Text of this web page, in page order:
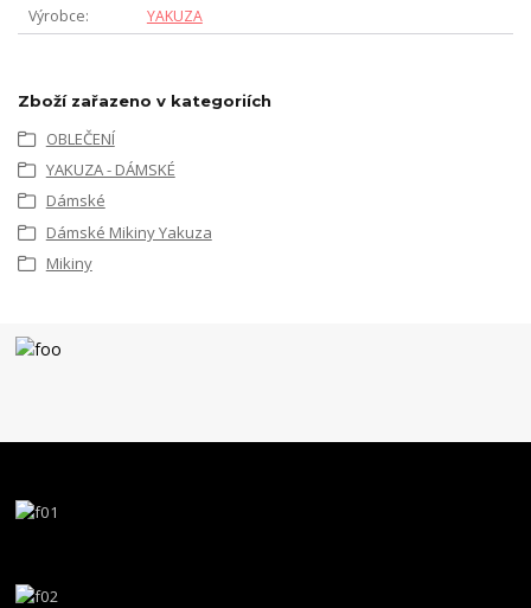
Výrobce YAKUZA
Zboží zařazeno v kategoriích
OBLEČENÍ
YAKUZA - DÁMSKÉ
Dámské
Dámské Mikiny Yakuza
Mikiny